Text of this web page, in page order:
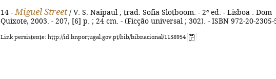
14 - Miguel Street/ V. S. Naipaul ; trad. Sofia Slotboom. - 2ª ed. - Lisboa : Dom
Quixote, 2003. - 207, [6] p. ; 24 cm. - (Ficção universal ; 302). - ISBN 972-20-2305-
Link persistente: http://id.bnportugal.gov.pt/bib/bibnacional/1158954